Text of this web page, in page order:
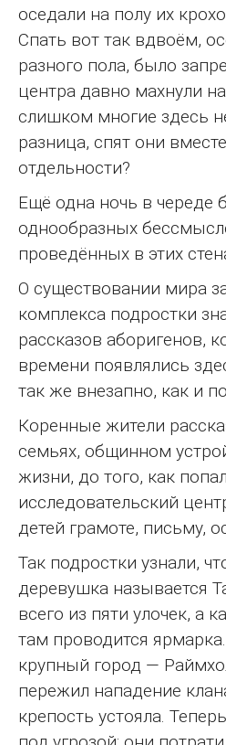
оседали на полу их
Спать вот так вдвоём,
разного пола, было
центра давно махнули
слишком многие здесь
разница, спят они
отдельности?
Ещё одна ночь в череде
однообразных
проведённых в этих
О существовании мира
комплекса подростки
рассказов аборигенов,
времени появлялись
так же внезапно, как и
Коренные жители
семьях, общинном
жизни, до того, как
исследовательский
детей грамоте, письму,
Так подростки узнали,
деревушка называется
всего из пяти улочек, а
там проводится
крупный город —
пережил нападение
крепость устояла.